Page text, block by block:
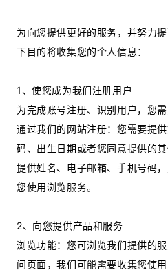
为向您提供更好的服务，并努力
下目的将收集您的个人信息：
1、使您成为我们注册用户
为完成账号注册、识别用户，您
通过我们的网站注册：您需要提
码、出生日期或者您同意提供的
提供姓名、电子邮箱、手机号码
您使用浏览服务。
2、向您提供产品和服务
浏览功能：您可浏览我们提供的
问页面，我们可能需要收集您使